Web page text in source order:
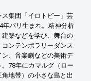
ス集団「イロトピー」芸
年パリ生まれ。精神分析
建築などを学び、舞台の
ンテンポラリーダンス
ン、音楽劇などの美術デ
78年にカマルグ（ロー
角地帯）の小さな島と出